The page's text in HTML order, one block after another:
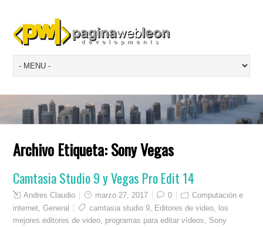
Archivo Etiqueta:Sony Vegas
Camtasia Studio 9 y Vegas Pro Edit 14
Andres Claudio marzo 27, 2017 0
Computación e
internet ,General camtasia studio 9 Editores de video
los
mejores editores de video programas para editar vídeos
Sony